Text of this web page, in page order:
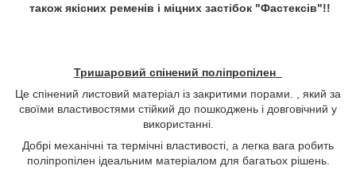
також якісних ременів і міцних застібок "Фастексів"!!
Тришаровий спінений поліпропілен
Це спінений листовий матеріал із закритими порами. , який за
своїми властивостями стійкий до пошкоджень і довговічний у
використанні.
Добрі механічні та термічні властивості, а легка вага робить
поліпропілен ідеальним матеріалом для багатьох рішень.